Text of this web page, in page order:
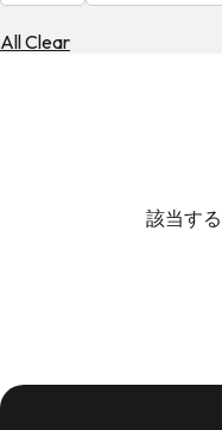
All Clear
該当す